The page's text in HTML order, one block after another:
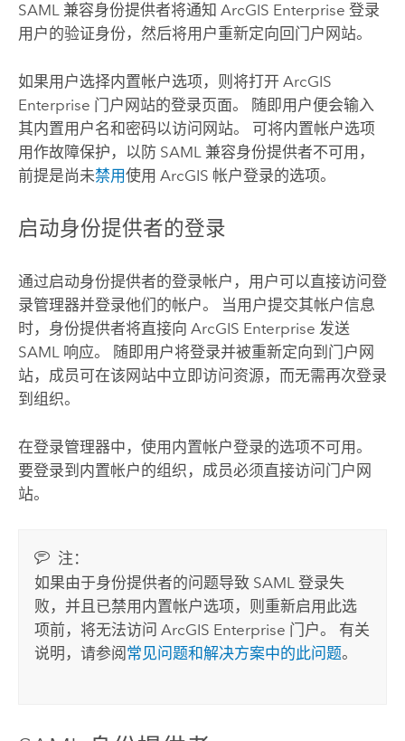
SAML兼容身份提供者将通知 ArcGIS Enterprise 登录
用户的验证身份，然后将用户重新定向回门户网站。
如果用户选择内置帐户选项，则将打开 ArcGIS
Enterprise 门户网站的登录页面。 随即用户便会输入
其内置用户名和密码以访问网站。 可将内置帐户选项
用作故障保护，以防 SAML 兼容身份提供者不可用，
前提是尚未禁用使用 ArcGIS 帐户登录的选项。
启动身份提供者的登录
通过启动身份提供者的登录帐户，用户可以直接访问登
录管理器并登录他们的帐户。 当用户提交其帐户信息
时，身份提供者将直接向 ArcGIS Enterprise 发送
SAML 响应。 随即用户将登录并被重新定向到门户网
站，成员可在该网站中立即访问资源，而无需再次登录
到组织。
在登录管理器中，使用内置帐户登录的选项不可用。
要登录到内置帐户的组织，成员必须直接访问门户网
站。
注：
如果由于身份提供者的问题导致 SAML 登录失
败，并且已禁用内置帐户选项，则重新启用此选
项前，将无法访问ArcGIS Enterprise 门户。 有关
说明，请参阅常见问题和解决方案中的此问题。